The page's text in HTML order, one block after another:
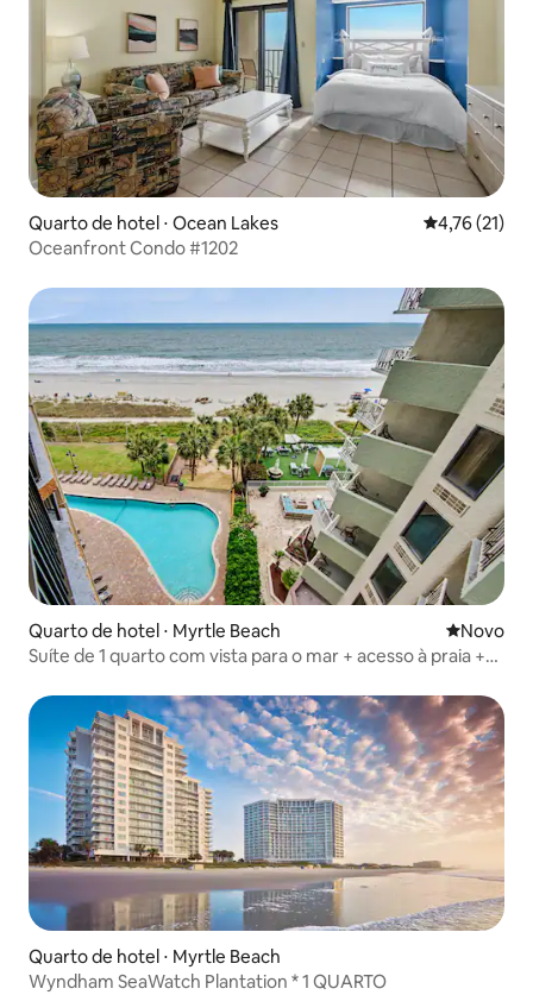
Quarto de hotel ⋅ Ocean Lakes 4,76 de uma
4,76 (21)
Oceanfront Condo #1202
Quarto de hotel ⋅ Myrtle Beach Novo
Novo
Suíte de 1 quarto com vista para o mar + acesso à praia +
Quarto de hotel ⋅ Myrtle Beach
Wyndham SeaWatch Plantation * 1 QUARTO